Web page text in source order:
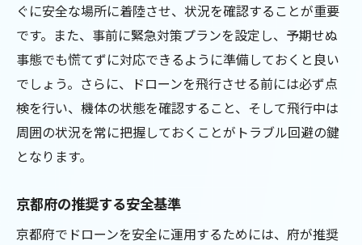
ぐに安全な場所に着陸させ、状況を確認することが重要
です。また、事前に緊急対策プランを設定し、予期せぬ
事態でも慌てずに対応できるように準備しておくと良い
でしょう。さらに、ドローンを飛行させる前には必ず点
検を行い、機体の状態を確認すること、そして飛行中は
周囲の状況を常に把握しておくことがトラブル回避の鍵
となります。
京都府の推奨する安全基準
京都府でドローンを安全に運用するためには、府が推奨